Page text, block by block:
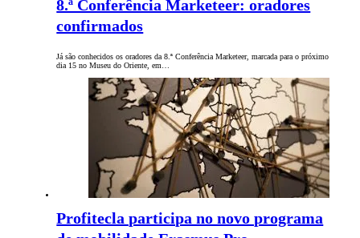
8.ª Conferência Marketeer: oradores
confirmados
Já são conhecidos os oradores da 8.ª Conferência Marketeer, marcada para o próximo
dia 15 no Museu do Oriente, em…
Profitecla participa no novo programa